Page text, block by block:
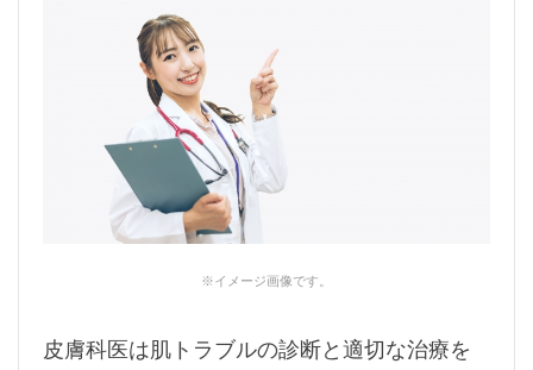
※イメージ画像です。
皮膚科医は肌トラブルの診断と適切な治療を